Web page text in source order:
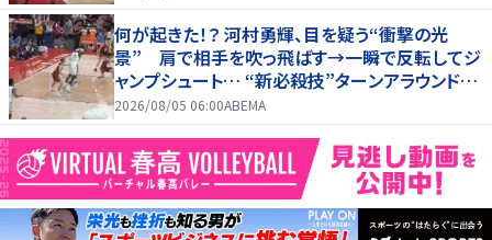
何が起きた！？ 河村勇輝、目を疑う“衝撃の光
景” 肩で相手を吹っ飛ばす→一瞬で反転してジ
ャンプシュート… “新必殺技”ターンアラウンドジ
ャンパー炸裂
2026/08/05 06:00ABEMA